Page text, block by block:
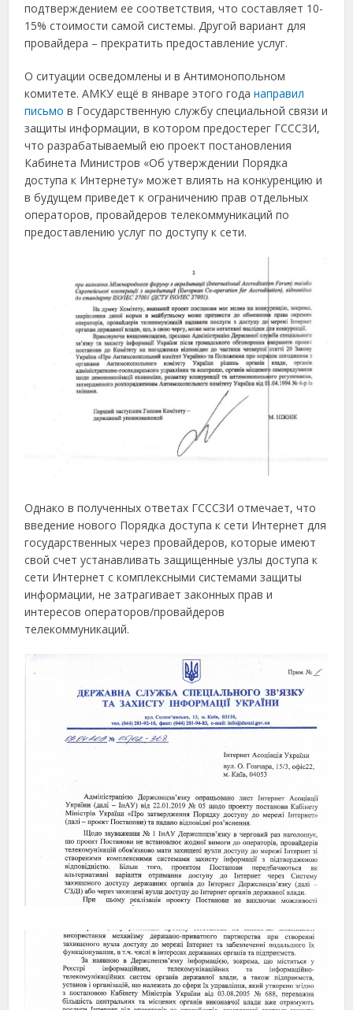
подтверждением ее соответствия, что составляет 10-
15% стоимости самой системы. Другой вариант для
провайдера – прекратить предоставление услуг.
О ситуации осведомлены и в Антимонопольном
комитете. АМКУ ещё в январе этого годанаправил
письмо в Государственную службу специальной связи и
защиты информации, в котором предостерег ГСССЗИ,
что разрабатываемый ею проект постановления
Кабинета Министров «Об утверждении Порядка
доступа к Интернету» может влиять на конкуренцию и
в будущем приведет к ограничению прав отдельных
операторов, провайдеров телекоммуникаций по
предоставлению услуг по доступу к сети.
Однако в полученных ответах ГСССЗИ отмечает, что
введение нового Порядка доступа к сети Интернет для
государственных через провайдеров, которые имеют
свой счет устанавливать защищенные узлы доступа к
сети Интернет с комплексными системами защиты
информации, не затрагивает законных прав и
интересов операторов/провайдеров
телекоммуникаций.